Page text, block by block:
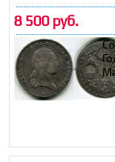
8 500 руб.